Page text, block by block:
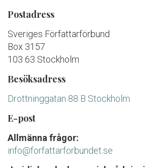
Postadress
Sveriges Författarförbund
Box 3157
103 63 Stockholm
Besöksadress
Drottninggatan 88 B Stockholm
E-post
Allmänna frågor:
info@forfattarforbundet.se